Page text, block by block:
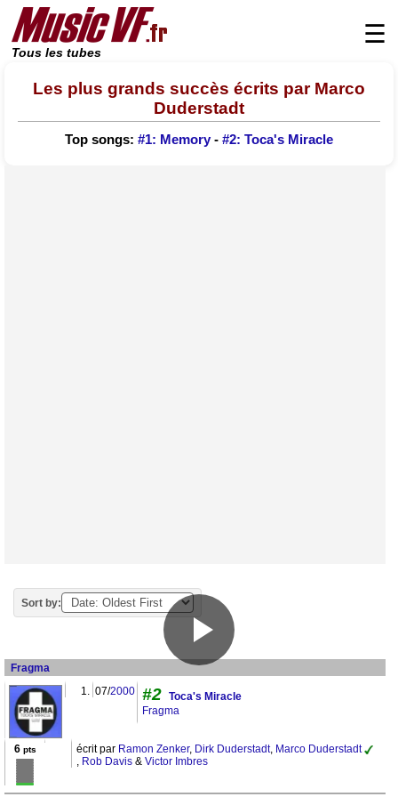
Tous les tubes
☰
Les plus grands succès écrits par Marco
Duderstadt
Top songs: #1: Memory - #2: Toca's Miracle
Sort by:
Fragma
1. 07/2000 #2 Toca's Miracle
Fragma
6pts écrit par Ramon Zenker, Dirk Duderstadt, Marco Duderstadt
, Rob Davis & Victor Imbres